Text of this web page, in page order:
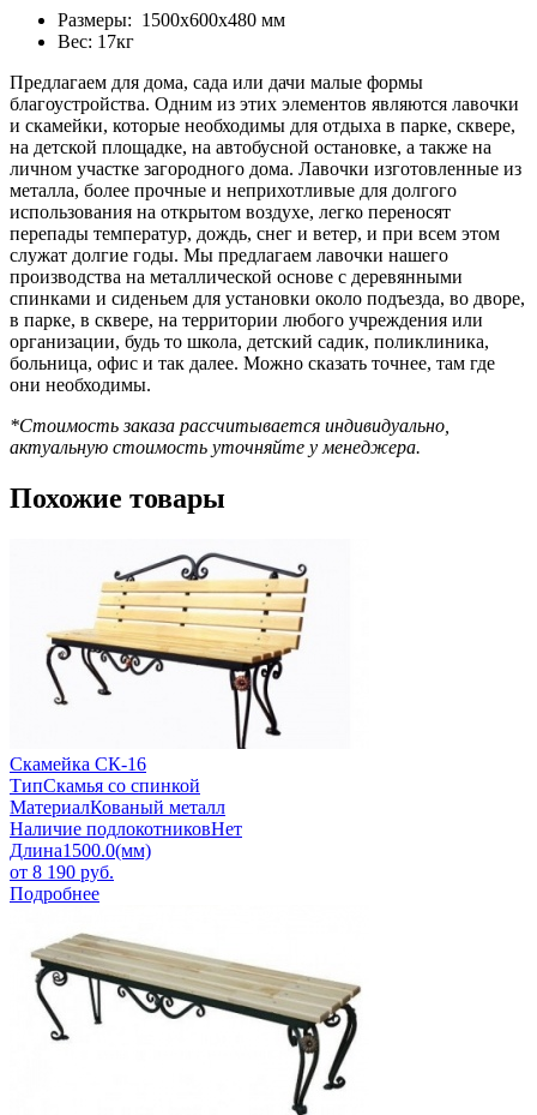
Размеры: 1500х600х480 мм
Вес: 17кг
Предлагаем для дома, сада или дачи малые формы
благоустройства. Одним из этих элементов являются лавочки
и скамейки, которые необходимы для отдыха в парке, сквере,
на детской площадке, на автобусной остановке, а также на
личном участке загородного дома. Лавочки изготовленные из
металла, более прочные и неприхотливые для долгого
использования на открытом воздухе, легко переносят
перепады температур, дождь, снег и ветер, и при всем этом
служат долгие годы. Мы предлагаем лавочки нашего
производства на металлической основе с деревянными
спинками и сиденьем для установки около подъезда, во дворе,
в парке, в сквере, на территории любого учреждения или
организации, будь то школа, детский садик, поликлиника,
больница, офис и так далее. Можно сказать точнее, там где
они необходимы.
*Стоимость заказа рассчитывается индивидуально,
актуальную стоимость уточняйте у менеджера.
Похожие товары
Скамейка СК-16
ТипСкамья со спинкой
МатериалКованый металл
Наличие подлокотниковНет
Длина1500.0(мм)
от 8 190 руб.
Подробнее